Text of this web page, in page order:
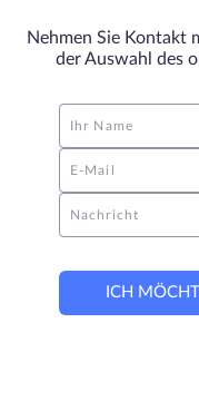
Nehmen Sie Kontakt
der Auswahl des
Ihr Name
E-Mail
Nachricht
ICH